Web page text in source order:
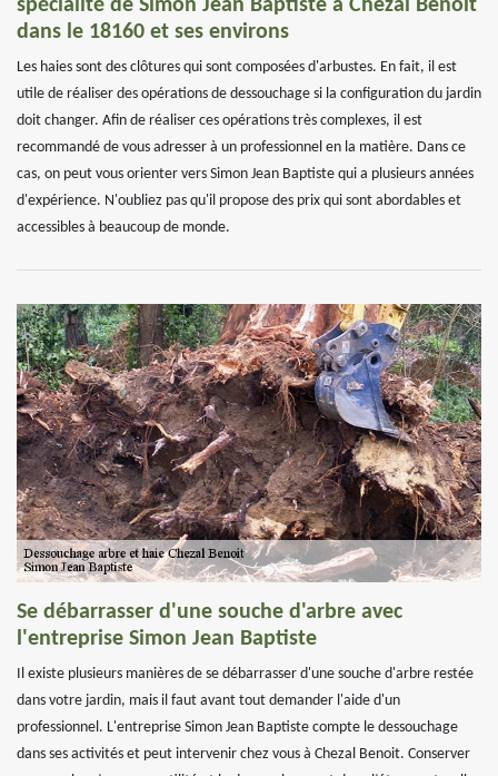
spécialité de Simon Jean Baptiste à Chezal Benoit
dans le 18160 et ses environs
Les haies sont des clôtures qui sont composées d'arbustes. En fait, il est
utile de réaliser des opérations de dessouchage si la configuration du jardin
doit changer. Afin de réaliser ces opérations très complexes, il est
recommandé de vous adresser à un professionnel en la matière. Dans ce
cas, on peut vous orienter vers Simon Jean Baptiste qui a plusieurs années
d'expérience. N'oubliez pas qu'il propose des prix qui sont abordables et
accessibles à beaucoup de monde.
Se débarrasser d'une souche d'arbre avec
l'entreprise Simon Jean Baptiste
Il existe plusieurs manières de se débarrasser d'une souche d'arbre restée
dans votre jardin, mais il faut avant tout demander l'aide d'un
professionnel. L'entreprise Simon Jean Baptiste compte le dessouchage
dans ses activités et peut intervenir chez vous à Chezal Benoit. Conserver